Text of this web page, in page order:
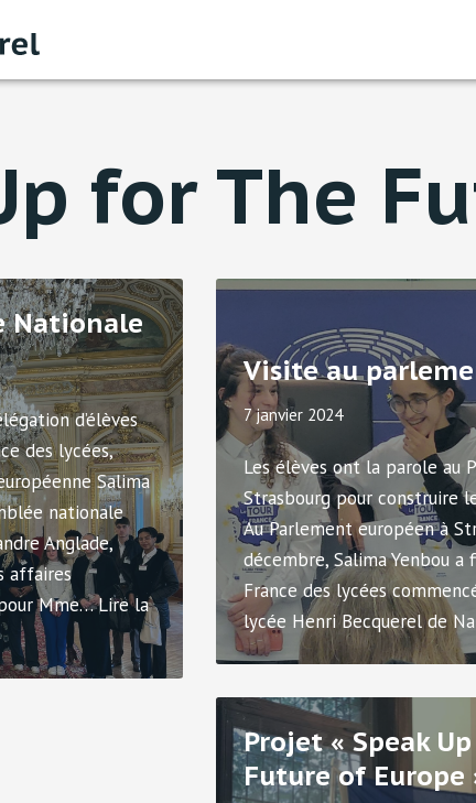
for The
Nationale
d’élèves
des lycées,
Salima
nationale
Anglade,
affaires
pour Mme…Lire la
Visite au
7 janvier 2024
Les élèves ont la parole au
Strasbourg pour construire
Au Parlement européen à
décembre, Salima Yenbou a
France des lycées
lycée Henri Becquerel de
Projet « Speak
Future of Europe